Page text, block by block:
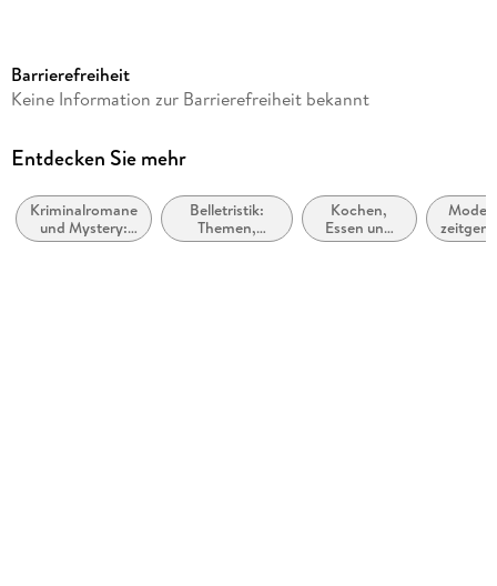
Reihe
Autor/Autorin
Verlag/Hersteller
Blanvalet Taschenbuchverl
Barrierefreiheit
Keine Information zur Barrierefreiheit bekannt
Entdecken Sie mehr
Kriminalromane
und Mystery:
Cosy Mystery
Belletristik:
Themen,
Stoffe, Motive:
Kochen,
Essen und
Trinken,